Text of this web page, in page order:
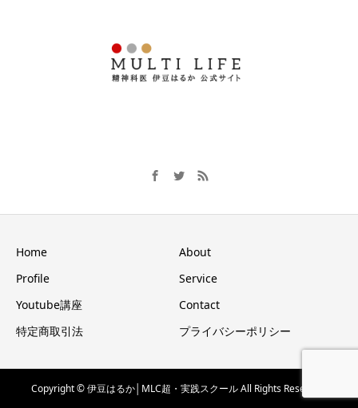
Home
About
Profile
Service
Youtube講座
Contact
特定商取引法
プライバシーポリシー
Copyright © 伊豆はるか│MLC超・実践スクール All Rights Reserved.